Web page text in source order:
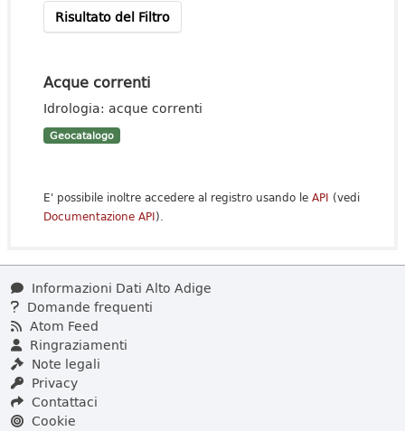
Risultato del Filtro
Acque correnti
Idrologia: acque correnti
Geocatalogo
E' possibile inoltre accedere al registro usando le API (vedi
Documentazione API).
Informazioni Dati Alto Adige
Domande frequenti
Atom Feed
Ringraziamenti
Note legali
Privacy
Contattaci
Cookie